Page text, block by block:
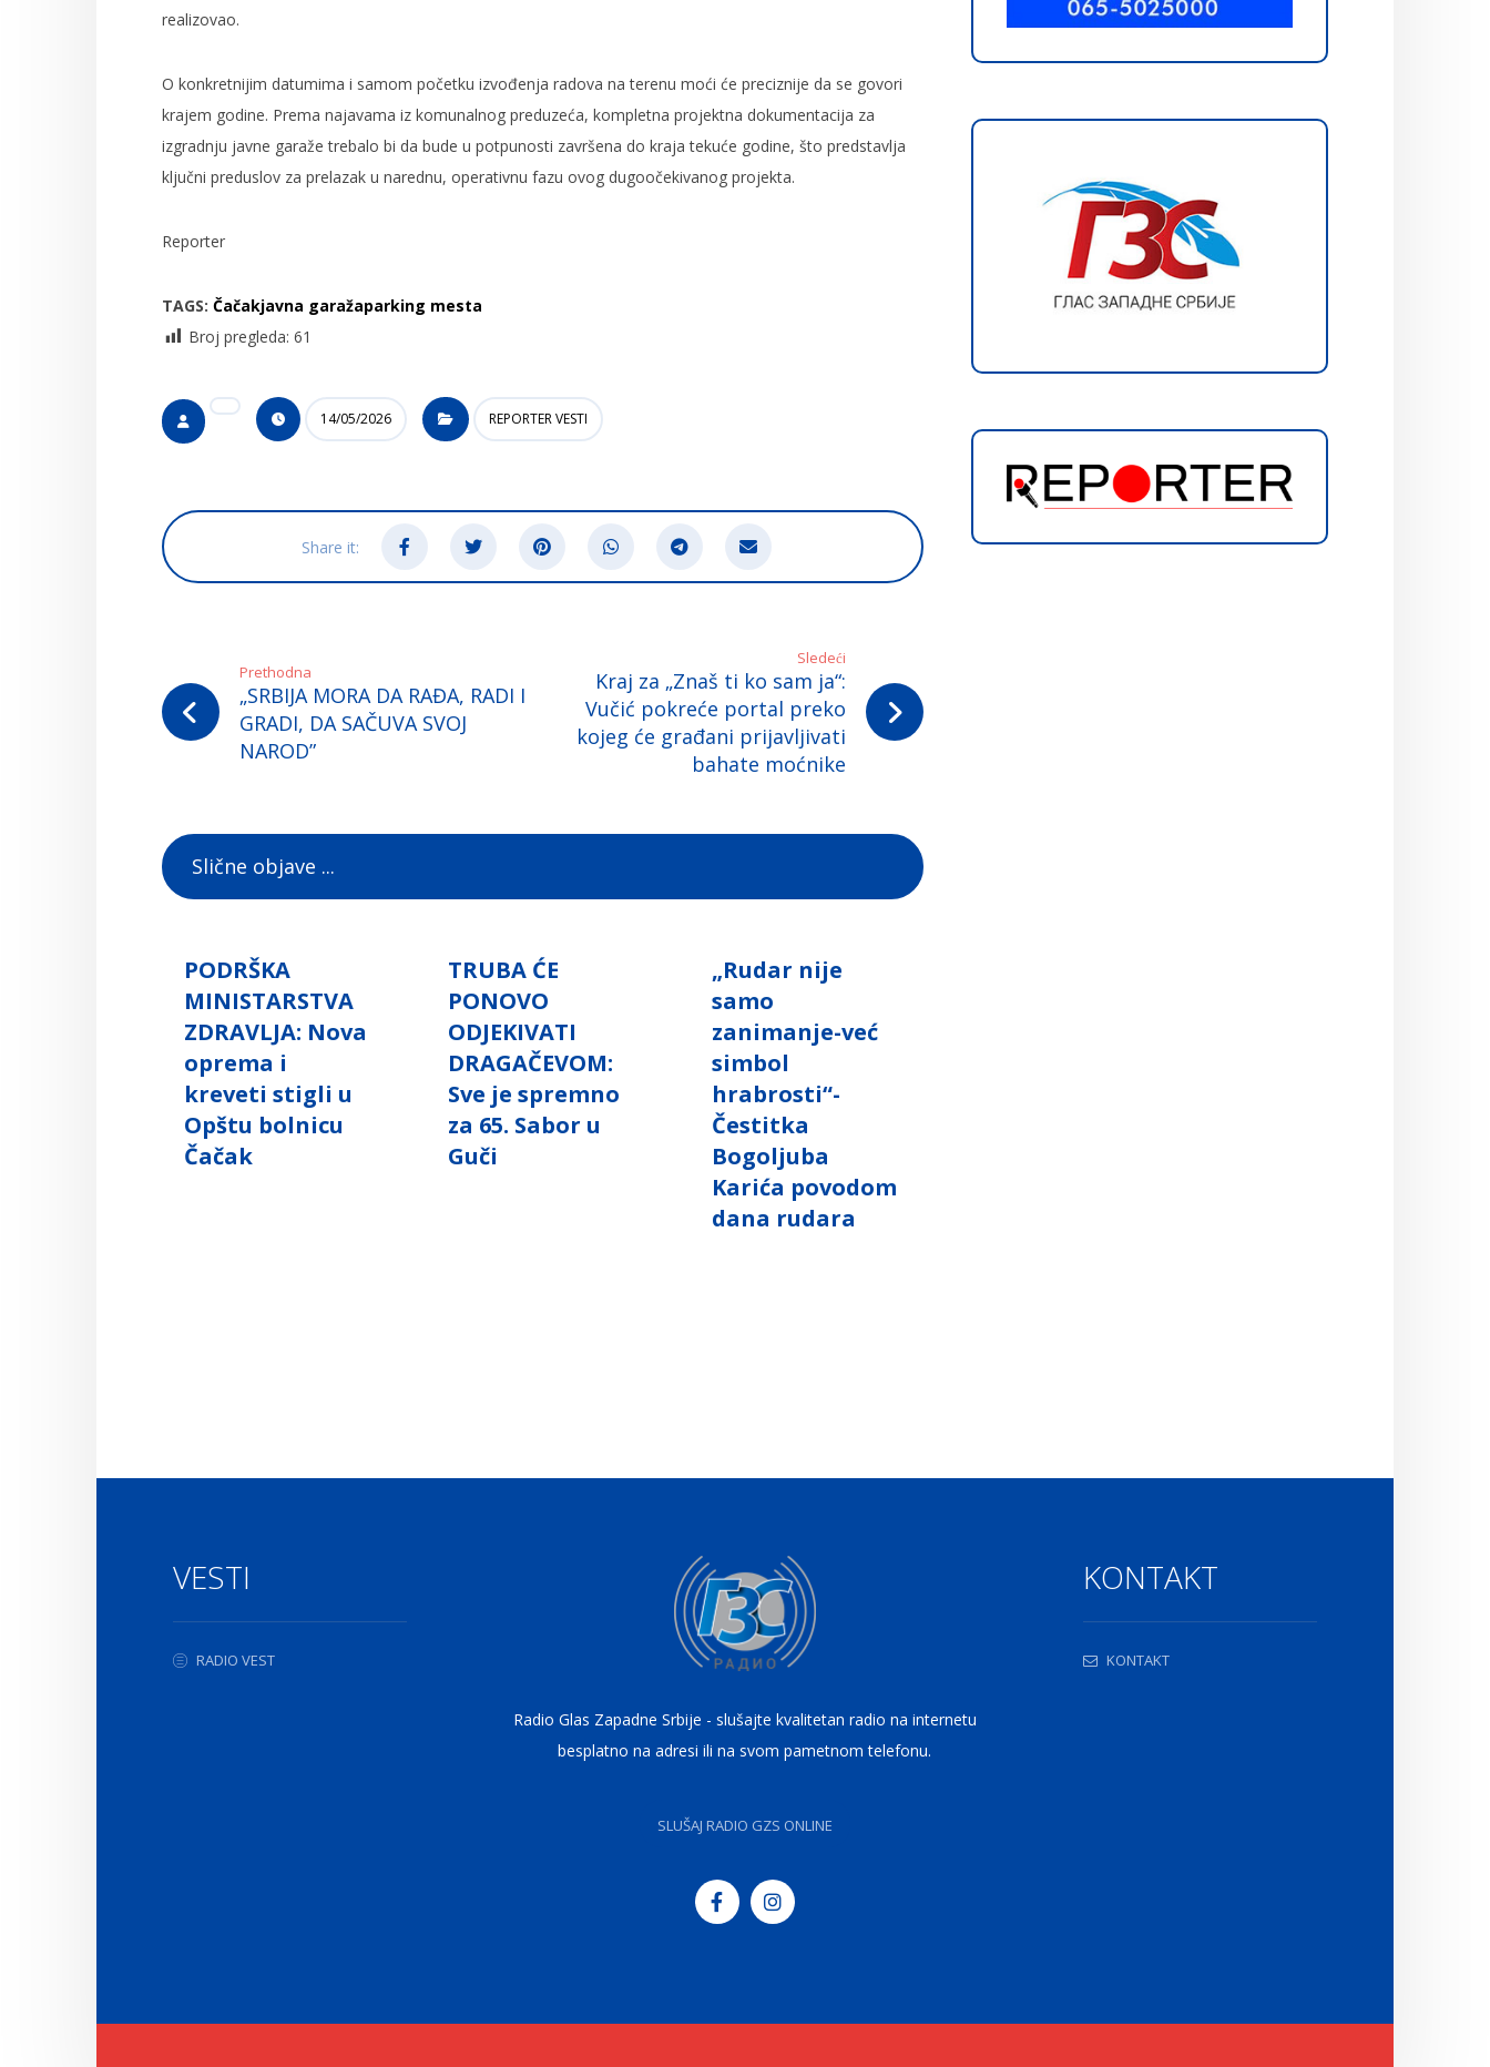
realizovao.
O konkretnijim datumima i samom početku izvođenja radova na terenu moći će preciznije da se govori
krajem godine. Prema najavama iz komunalnog preduzeća, kompletna projektna dokumentacija za
izgradnju javne garaže trebalo bi da bude u potpunosti završena do kraja tekuće godine, što predstavlja
ključni preduslov za prelazak u narednu, operativnu fazu ovog dugoočekivanog projekta.
Reporter
TAGS: Čačakjavna garažaparking mesta
Broj pregleda: 61
14/05/2026 REPORTER VESTI
Prethodna
„SRBIJA MORA DA RAĐA, RADI I
GRADI, DA SAČUVA SVOJ
NAROD”
Sledeći
Kraj za „Znaš ti ko sam ja“:
Vučić pokreće portal preko
kojeg će građani prijavljivati
bahate moćnike
Slične objave ...
PODRŠKA
MINISTARSTVA
ZDRAVLJA: Nova
oprema i
kreveti stigli u
Opštu bolnicu
Čačak
TRUBA ĆE
PONOVO
ODJEKIVATI
DRAGAČEVOM:
Sve je spremno
za 65. Sabor u
Guči
„Rudar nije
samo
zanimanje-već
simbol
hrabrosti“-
Čestitka
Bogoljuba
Karića povodom
dana rudara
VESTI
RADIO VEST
Radio Glas Zapadne Srbije - slušajte kvalitetan radio na internetu
besplatno na adresi ili na svom pametnom telefonu.
SLUŠAJ RADIO GZS ONLINE
KONTAKT
KONTAKT